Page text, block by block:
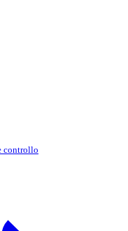
controllo